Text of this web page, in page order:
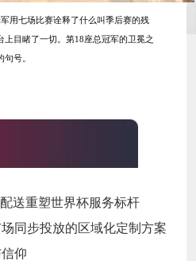
用七场比赛诠释了什么叫季后赛的残
目睹了一切。第18座总冠军的卫冕之
号。
送重塑世界杯服务标杆
同步投放的区域化定制方案
仰